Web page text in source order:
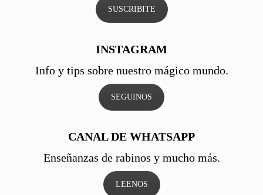
SUSCRIBITE
INSTAGRAM
Info y tips sobre nuestro mágico mundo.
SEGUINOS
CANAL DE WHATSAPP
Enseñanzas de rabinos y mucho más.
LEENOS